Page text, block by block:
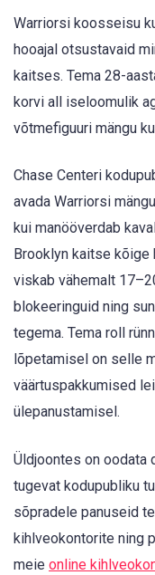
Warriorsi koosseisu
hooajal otsustavaid
kaitses. Tema 28-
korvi all iseloomulik
võtmefiguuri mängu
Chase Centeri
avada Warriorsi
kui manööverdab
Brooklyn kaitse kõige
viskab vähemalt
blokeeringuid ning
tegema. Tema roll
lõpetamisel on selle
väärtuspakkumised
ülepanustamisel.
Üldjoontes on oodata
tugevat kodupubliku
sõpradele panuseid
kihlveokontorite ning
meie online